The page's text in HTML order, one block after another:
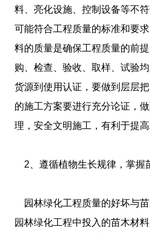
料、亮化设施、控制设备等不
可能符合工程质量的标准和要
料的质量是确保工程质量的前
购、检查、验收、取样、试验
货源到使用认证，要做到层层
的施工方案要进行充分论证，
理，安全文明施工，有利于提高
2、遵循植物生长规律，掌握
园林绿化工程质量的好坏与苗
园林绿化工程中投入的苗木材